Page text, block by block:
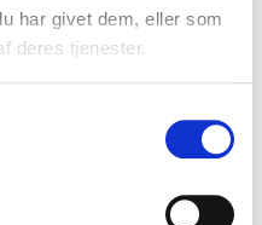
har givet dem, eller som
deres tjenester.
8mm lang BTL-101